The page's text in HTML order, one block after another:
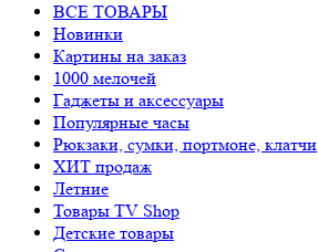
ВСЕ ТОВАРЫ
Новинки
Картины на заказ
1000 мелочей
Гаджеты и аксессуары
Популярные часы
Рюкзаки, сумки, портмоне, клатчи
ХИТ продаж
Летние
Товары TV Shop
Детские товары